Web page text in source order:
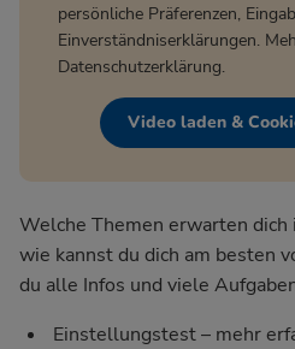
persönliche Präferenzen,
Einverständniserklärungen.
Datenschutzerklärung.
Video laden &
Welche Themen erwarten
wie kannst du dich am besten
du alle Infos und viele
Einstellungstest – mehr